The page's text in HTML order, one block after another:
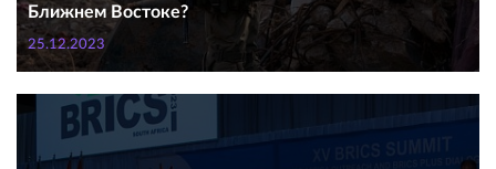
Ближнем Востоке?
25.12.2023